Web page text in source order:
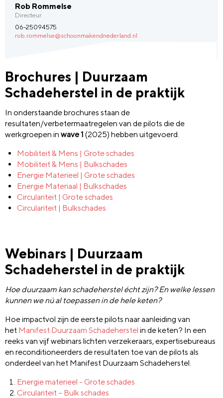
Rob Rommelse
Directeur
06-25094575
rob.rommelse@schoonmakendnederland.nl
Brochures | Duurzaam
Schadeherstel in de praktijk
In onderstaande brochures staan de
resultaten/verbetermaatregelen van de pilots die de
werkgroepen in wave 1 (2025) hebben uitgevoerd.
Mobiliteit & Mens | Grote schades
Mobiliteit & Mens | Bulkschades
Energie Materieel | Grote schades
Energie Materiaal | Bulkschades
Circulariteit | Grote schades
Circulariteit | Bulkschades
Webinars | Duurzaam
Schadeherstel in de praktijk
Hoe duurzaam kan schadeherstel écht zijn?En welke lessen
kunnen we nú al toepassen in de hele keten?
Hoe impactvol zijn de eerste pilots naar aanleiding van
het Manifest Duurzaam Schadeherstel in de keten? In een
reeks van vijf webinars lichten verzekeraars, expertisebureaus
en reconditioneerders de resultaten toe van de pilots als
onderdeel van het Manifest Duurzaam Schadeherstel.
Energie materieel - Grote schades
Circulariteit – Bulk schades